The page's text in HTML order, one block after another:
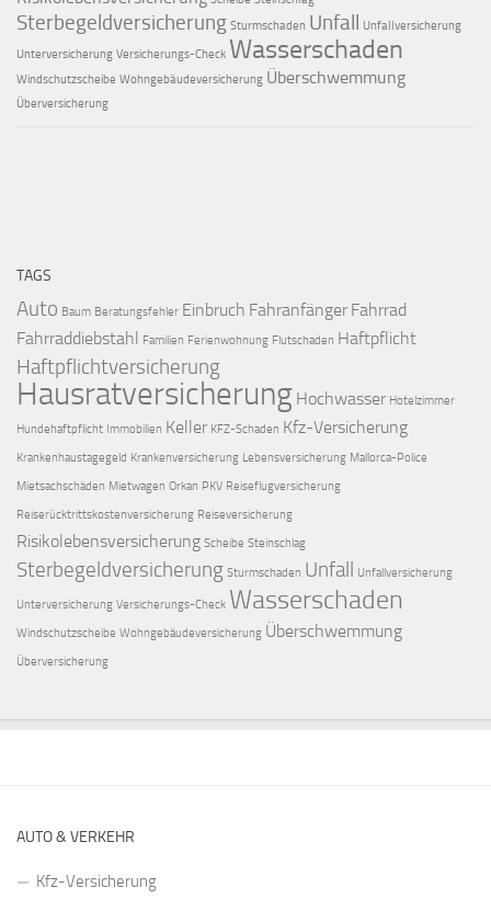
Sterbegeldversicherung Sturmschaden Unfall Unfallversicherung
Unterversicherung Versicherungs-Check Wasserschaden
Windschutzscheibe Wohngebäudeversicherung Überschwemmung
Überversicherung
TAGS
Auto Baum Beratungsfehler Einbruch Fahranfänger Fahrrad
Fahrraddiebstahl
Familien Ferienwohnung Flutschaden Haftpflicht
Haftpflichtversicherung
Hausratversicherung Hochwasser Hotelzimmer
Hundehaftpflicht Immobilien Keller KFZ-Schaden Kfz-Versicherung
Krankenhaustagegeld Krankenversicherung Lebensversicherung Mallorca-Police
Mietsachschäden Mietwagen Orkan PKV Reiseflugversicherung
Reiserücktrittskostenversicherung Reiseversicherung
Risikolebensversicherung Scheibe Steinschlag
Sterbegeldversicherung Sturmschaden Unfall Unfallversicherung
Unterversicherung Versicherungs-Check Wasserschaden
Windschutzscheibe Wohngebäudeversicherung Überschwemmung
Überversicherung
AUTO & VERKEHR
Kfz-Versicherung